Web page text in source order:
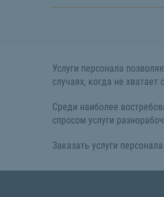
Услуги персонала
случаях, когда не
Среди наиболее
спросом услуги
Заказать услуги